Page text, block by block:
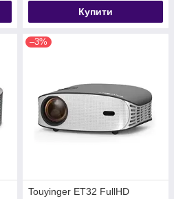
Купити
–3%
Touyinger ET32 FullHD